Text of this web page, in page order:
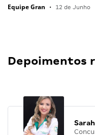
Equipe Gran • 12 de Junho
Depoimentos